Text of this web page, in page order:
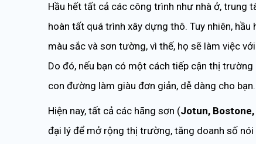
Hầu hết tất cả các công trình như nhà ở, trung
hoàn tất quá trình xây dựng thô. Tuy nhiên,
màu sắc và sơn tường, vì thế, họ sẽ làm việc
Do đó, nếu bạn có một cách tiếp cận thị
con đường làm giàu đơn giản, dễ dàng cho bạn.
Hiện nay, tất cả các hãng sơn (Jotun, Bostone,
đại lý để mở rộng thị trường, tăng doanh số nói